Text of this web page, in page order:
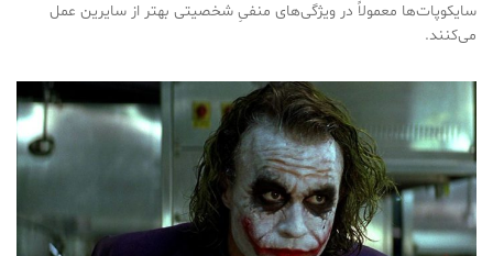
سایکوپات‌ها معمولاً در ویژگی‌های منفیِ شخصیتی بهتر از سایرین عمل
می‌کنند.